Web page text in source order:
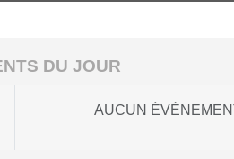
DU JOUR
AUCUN